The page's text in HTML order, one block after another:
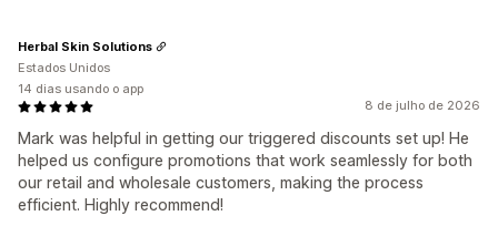
8 de julho de 2026
Mark was helpful in getting our triggered discounts set up! He
helped us configure promotions that work seamlessly for both
our retail and wholesale customers, making the process
efficient. Highly recommend!
Herbal Skin Solutions
Estados Unidos
14 dias usando o app